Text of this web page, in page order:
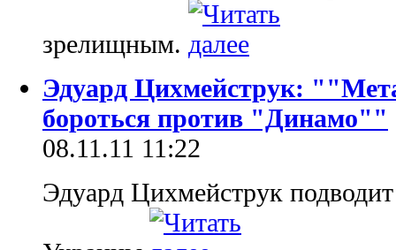
зрелищным.
Эдуард Цихмейструк:
бороться против "Динамо""
08.11.11 11:22
Эдуард Цихмейструк